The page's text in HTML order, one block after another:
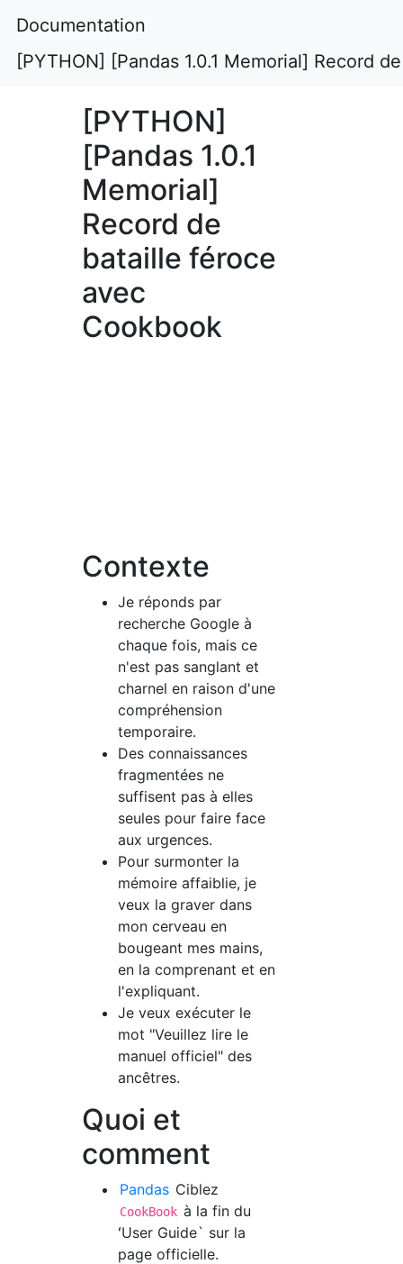
Documentation
[PYTHON] [Pandas 1.0.1 Memorial] Record
[PYTHON]
[Pandas 1.0.1
Memorial]
Record de
bataille féroce
avec
Cookbook
Contexte
Je réponds par
recherche Google à
chaque fois, mais ce
n'est pas sanglant et
charnel en raison d'une
compréhension
temporaire.
Des connaissances
fragmentées ne
suffisent pas à elles
seules pour faire face
aux urgences.
Pour surmonter la
mémoire affaiblie, je
veux la graver dans
mon cerveau en
bougeant mes mains,
en la comprenant et en
l'expliquant.
Je veux exécuter le
mot "Veuillez lire le
manuel officiel" des
ancêtres.
Quoi et
comment
Pandas Ciblez
CookBook à la fin du
ʻUser Guide` sur la
page officielle.